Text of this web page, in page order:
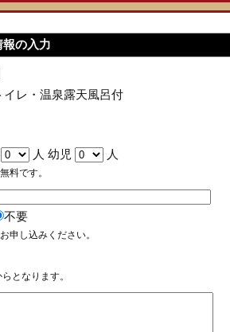
報の入力
レ・温泉露天風呂付
人 幼児 人
料です。
不要
申し込みください。
となります。